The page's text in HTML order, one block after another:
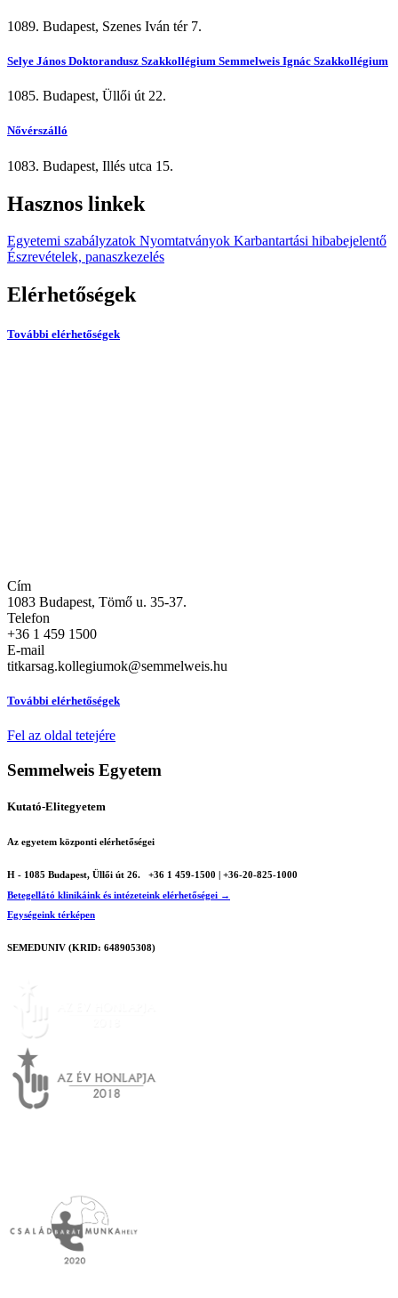
1089. Budapest, Szenes Iván tér 7.
Selye János Doktorandusz Szakkollégium Semmelweis Ignác Szakkollégium
1085. Budapest, Üllői út 22.
Nővérszálló
1083. Budapest, Illés utca 15.
Hasznos linkek
Egyetemi szabályzatok Nyomtatványok Karbantartási hibabejelentő
Észrevételek, panaszkezelés
Elérhetőségek
További elérhetőségek
Cím
1083 Budapest, Tömő u. 35-37.
Telefon
+36 1 459 1500
E-mail
titkarsag.kollegiumok@semmelweis.hu
További elérhetőségek
Fel az oldal tetejére
Semmelweis Egyetem
Kutató-Elitegyetem
Az egyetem központi elérhetőségei
H - 1085 Budapest, Üllői út 26.
+36 1 459-1500 | +36-20-825-1000
Betegellátó klinikáink és intézeteink elérhetőségei →
Egységeink térképen
SEMEDUNIV (KRID: 648905308)